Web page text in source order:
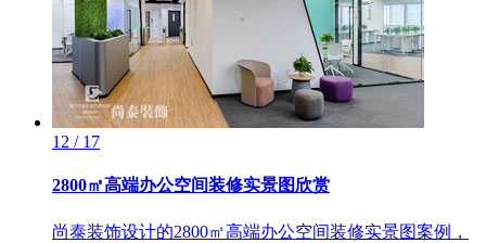
12 / 17
2800㎡高端办公空间装修实景图欣赏
尚泰装饰设计的2800㎡高端办公空间装修实景图案例，